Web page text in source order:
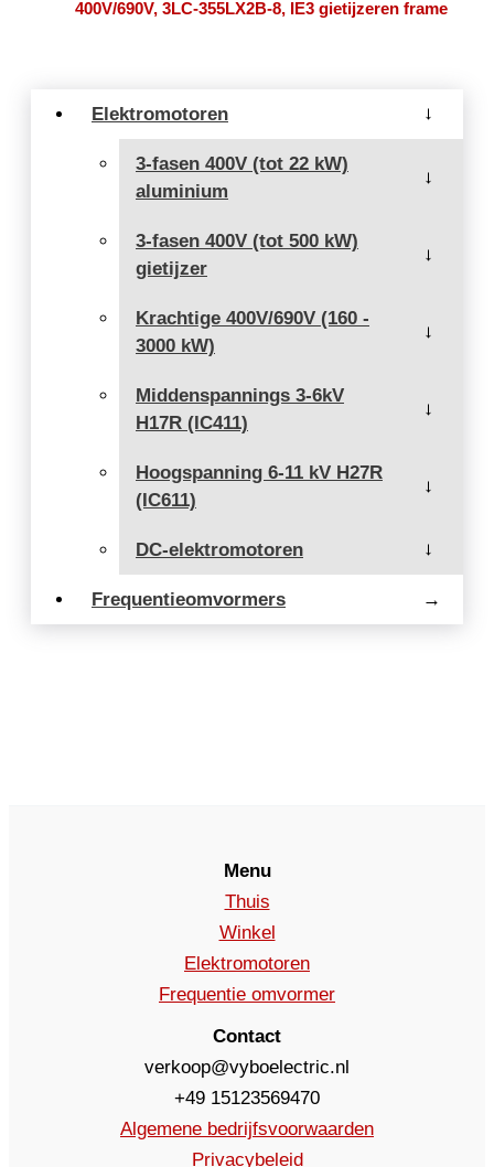
Elektromotoren →
3-fasen 400V (tot 22 kW)
aluminium
→
3-fasen 400V (tot 500 kW)
gietijzer
→
Krachtige 400V/690V (160 -
3000 kW)
→
Middenspannings 3-6kV
H17R (IC411)
→
Hoogspanning 6-11 kV H27R
(IC611)
→
DC-elektromotoren →
Frequentieomvormers →
400V/690V, 3LC-355LX2B-8, IE3 gietijzeren frame
Menu
Thuis
Winkel
Elektromotoren
Frequentie omvormer
Contact
verkoop@vyboelectric.nl
+49 15123569470
Algemene bedrijfsvoorwaarden
Privacybeleid